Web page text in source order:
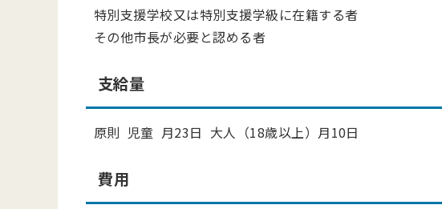
特別支援学校又は特別支援学級に在籍する者
その他市長が必要と認める者
支給量
原則 児童 月23日 大人（18歳以上）月10日
費用